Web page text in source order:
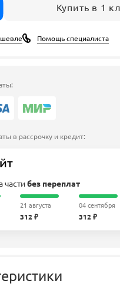
Купить в 1
Помощь специалиста
в рассрочку и кредит:
частибез переплат
21 августа
312 ₽
04 сентября
312 ₽